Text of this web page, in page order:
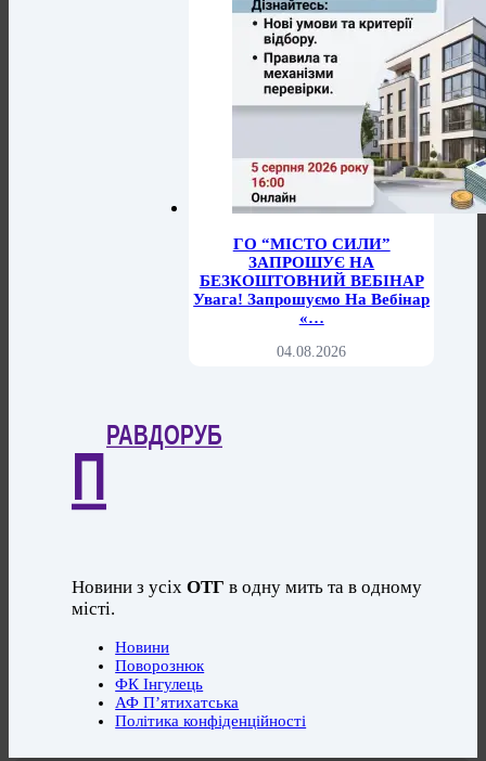
ГО “МІСТО СИЛИ”
ЗАПРОШУЄ НА
БЕЗКОШТОВНИЙ ВЕБІНАР
Увага! Запрошуємо На Вебінар
«…
04.08.2026
П
РАВДОРУБ
Новини з усіхОТГ в одну мить та в одному
місті.
Новини
Поворознюк
ФК Інгулець
АФ П’ятихатська
Політика конфіденційності